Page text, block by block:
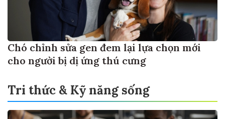
Chó chỉnh sửa gen đem lại lựa chọn mới
cho người bị dị ứng thú cưng
Tri thức & Kỹ năng sống